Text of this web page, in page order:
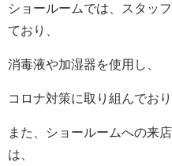
ショールームでは、スタッ
ており、
消毒液や加湿器を使用し、
コロナ対策に取り組んでおり
また、ショールームへの来
は、